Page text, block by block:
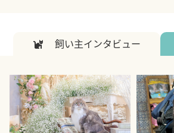
飼い主インタビュー